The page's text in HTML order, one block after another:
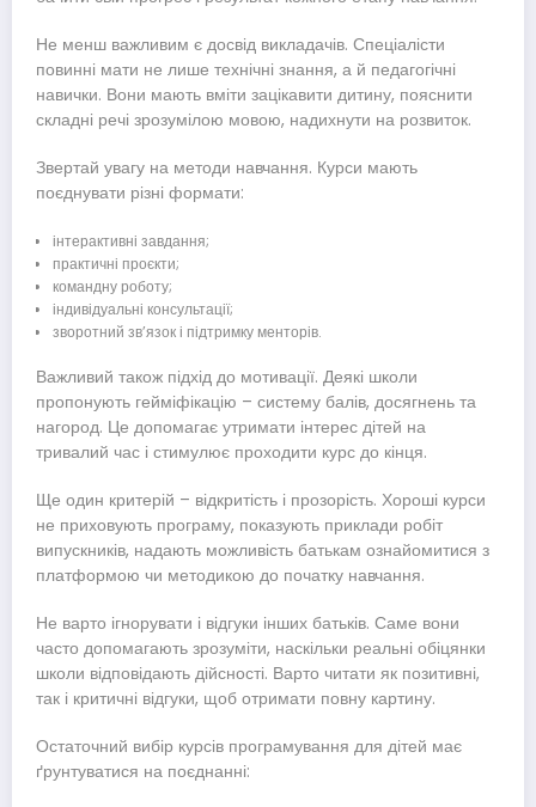
Не менш важливим є досвід викладачів. Спеціалісти
повинні мати не лише технічні знання, а й педагогічні
навички. Вони мають вміти зацікавити дитину, пояснити
складні речі зрозумілою мовою, надихнути на розвиток.
Звертай увагу на методи навчання. Курси мають
поєднувати різні формати:
інтерактивні завдання;
практичні проєкти;
командну роботу;
індивідуальні консультації;
зворотний зв’язок і підтримку менторів.
Важливий також підхід до мотивації. Деякі школи
пропонують гейміфікацію – систему балів, досягнень та
нагород. Це допомагає утримати інтерес дітей на
тривалий час і стимулює проходити курс до кінця.
Ще один критерій – відкритість і прозорість. Хороші курси
не приховують програму, показують приклади робіт
випускників, надають можливість батькам ознайомитися з
платформою чи методикою до початку навчання.
Не варто ігнорувати і відгуки інших батьків. Саме вони
часто допомагають зрозуміти, наскільки реальні обіцянки
школи відповідають дійсності. Варто читати як позитивні,
так і критичні відгуки, щоб отримати повну картину.
Остаточний вибір курсів програмування для дітей має
ґрунтуватися на поєднанні: